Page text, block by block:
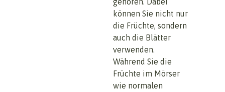
können Sie nicht nur
die Früchte, sondern
auch die Blätter
verwenden.
Während Sie die
Früchte im Mörser
wie normalen